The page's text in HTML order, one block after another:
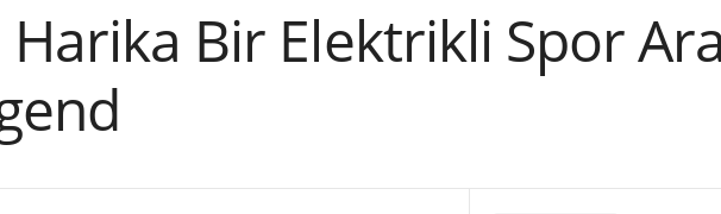
Harika Bir Elektrikli Spor